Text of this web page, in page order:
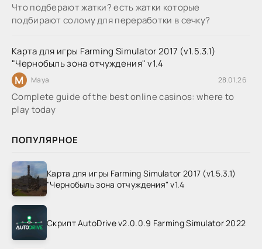
Что подберают жатки? есть жатки которые
подбирают солому для переработки в сечку?
Карта для игры Farming Simulator 2017 (v1.5.3.1)
"Чернобыль зона отчуждения" v1.4
M Maya 28.01.26
Complete guide of the best online casinos: where to
play today
ПОПУЛЯРНОЕ
Карта для игры Farming Simulator 2017 (v1.5.3.1)
"Чернобыль зона отчуждения" v1.4
Скрипт AutoDrive v2.0.0.9 Farming Simulator 2022